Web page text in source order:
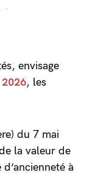
envisage
, les
du 7 mai
la valeur de
à